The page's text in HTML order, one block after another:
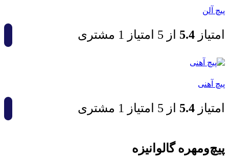
پیچ آلن
امتیاز 4.5 از 5 امتیاز 1 مشتری
پیچ آهنی
امتیاز 4.5 از 5 امتیاز 1 مشتری
پیچ‌ومهره گالوانیزه